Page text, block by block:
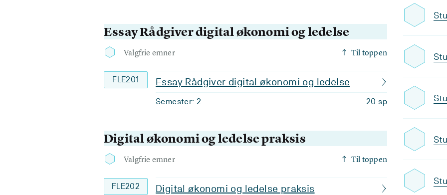
Essay Rådgiver digital økonomi og ledelse
Valgfrie emner Til toppen
FLE201 Essay Rådgiver digital økonomi og ledelse
Semester: 2 20 sp
Digital økonomi og ledelse praksis
Valgfrie emner Til toppen
FLE202 Digital økonomi og ledelse praksis